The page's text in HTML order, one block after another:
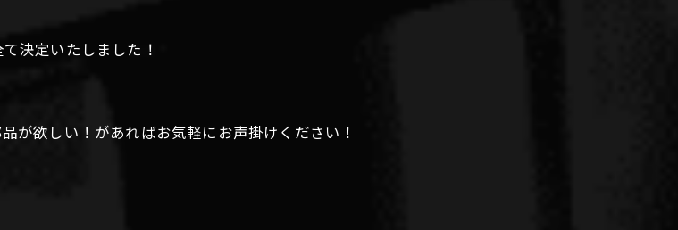
決定いたしました！
が欲しい！があればお気軽にお声掛けください！